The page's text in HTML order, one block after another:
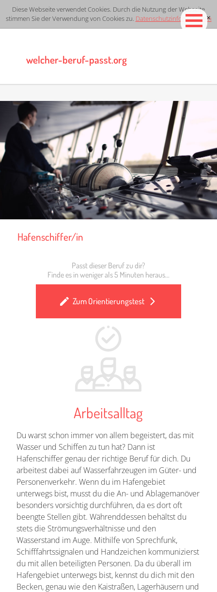
Diese Webseite verwendet Cookies. Durch die Nutzung der Webseite
stimmen Sie der Verwendung von Cookies zu. Datenschutzinformationen
[x]
welcher-beruf-passt.org
Hafenschiffer/in
Passt dieser Beruf zu dir?
Finde es in weniger als 5 Minuten heraus...
Zum Orientierungstest
Arbeitsalltag
Du warst schon immer von allem begeistert, das mit
Wasser und Schiffen zu tun hat? Dann ist
Hafenschiffer genau der richtige Beruf für dich. Du
arbeitest dabei auf Wasserfahrzeugen im Güter- und
Personenverkehr. Wenn du im Hafengebiet
unterwegs bist, musst du die An- und Ablagemanöver
besonders vorsichtig durchführen, da es dort oft
beengte Stellen gibt. Währenddessen behältst du
stets die Strömungsverhältnisse und den
Wasserstand im Auge. Mithilfe von Sprechfunk,
Schifffahrtssignalen und Handzeichen kommunizierst
du mit allen beteiligten Personen. Da du überall im
Hafengebiet unterwegs bist, kennst du dich mit den
Becken, genau wie den Kaistraßen, Lagerhäusern und